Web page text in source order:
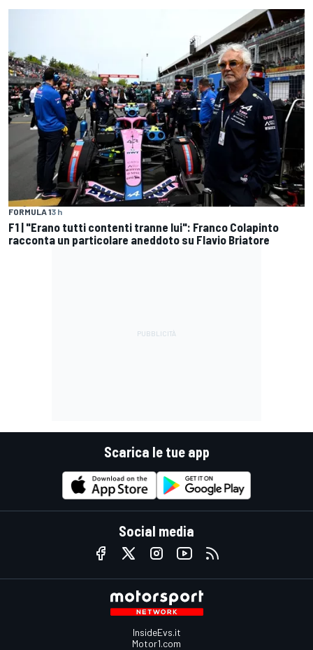
FORMULA 13 h
F1 | "Erano tutti contenti tranne lui": Franco Colapinto
racconta un particolare aneddoto su Flavio Briatore
Scarica le tue app
Social media
InsideEvs.it
Motor1.com